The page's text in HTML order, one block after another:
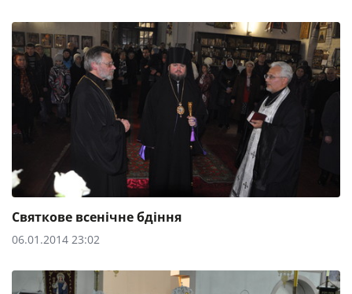
Святкове всенічне бдіння
06.01.2014 23:02